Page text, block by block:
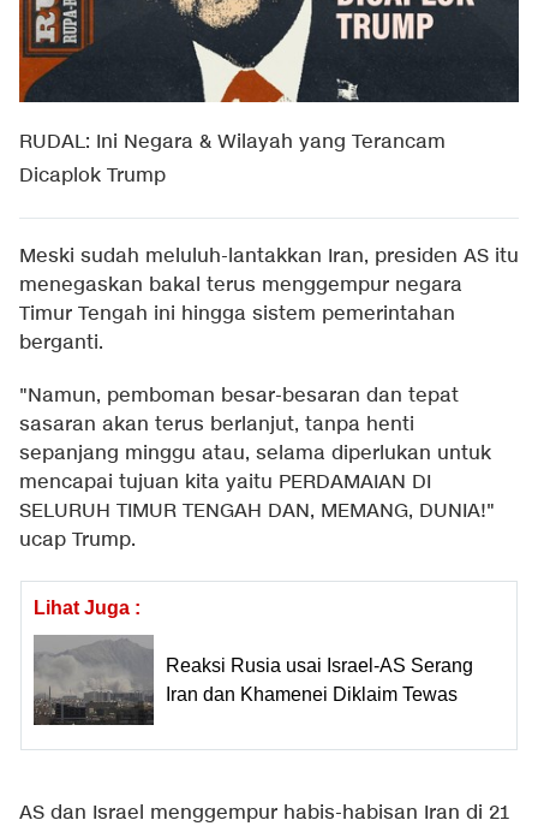
RUDAL: Ini Negara & Wilayah yang Terancam
Dicaplok Trump
Meski sudah meluluh-lantakkan Iran, presiden AS itu
menegaskan bakal terus menggempur negara
Timur Tengah ini hingga sistem pemerintahan
berganti.
"Namun, pemboman besar-besaran dan tepat
sasaran akan terus berlanjut, tanpa henti
sepanjang minggu atau, selama diperlukan untuk
mencapai tujuan kita yaitu PERDAMAIAN DI
SELURUH TIMUR TENGAH DAN, MEMANG, DUNIA!"
ucap Trump.
Lihat Juga :
Reaksi Rusia usai Israel-AS Serang
Iran dan Khamenei Diklaim Tewas
AS dan Israel menggempur habis-habisan Iran di 21